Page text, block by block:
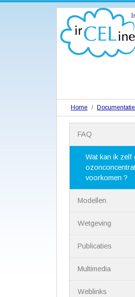
Home Documentatie
v
FAQ
Wat kan ik zelf
voorkomen ?
Modellen
Wetgeving
Publicaties
Multimedia
Weblinks